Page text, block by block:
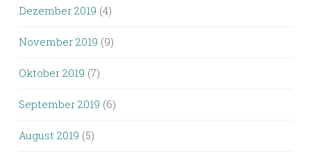
Dezember 2019 (4)
November 2019 (9)
Oktober 2019 (7)
September 2019 (6)
August 2019 (5)